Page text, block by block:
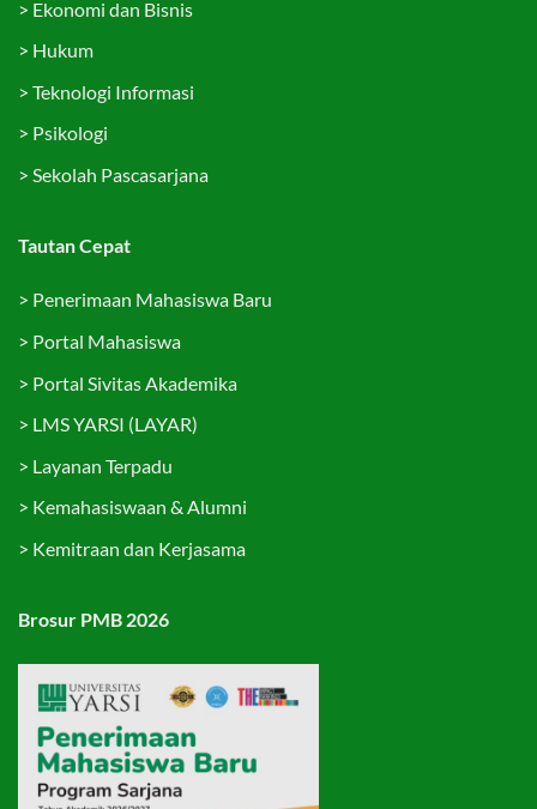
> Ekonomi dan Bisnis
> Hukum
> Teknologi Informasi
> Psikologi
> Sekolah Pascasarjana
Tautan Cepat
> Penerimaan Mahasiswa Baru
> Portal Mahasiswa
> Portal Sivitas Akademika
> LMS YARSI (LAYAR)
> Layanan Terpadu
> Kemahasiswaan & Alumni
> Kemitraan dan Kerjasama
Brosur PMB 2026